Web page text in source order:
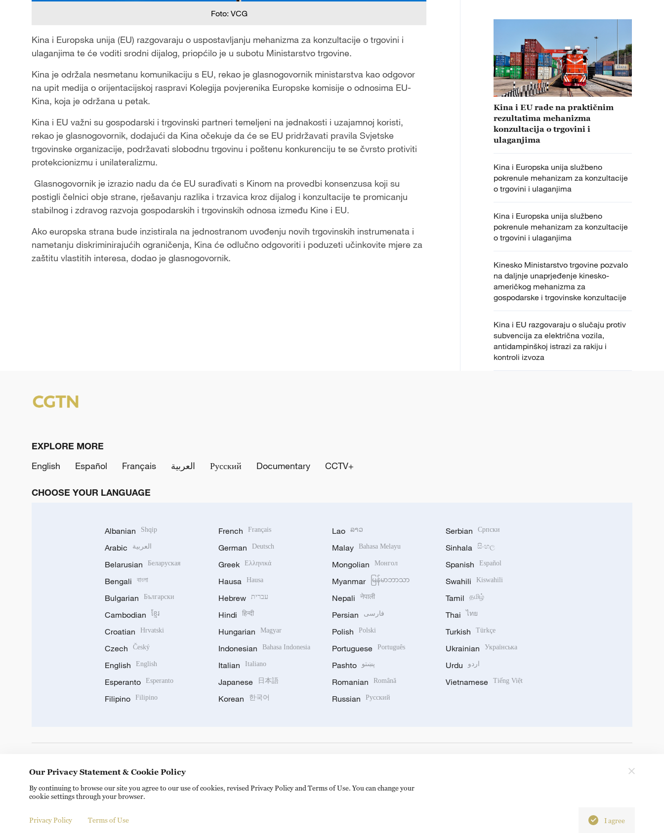
Foto: VCG
Kina i Europska unija (EU) razgovaraju o uspostavljanju mehanizma za konzultacije o trgovini i
ulaganjima te će voditi srodni dijalog, priopćilo je u subotu Ministarstvo trgovine.
Kina je održala nesmetanu komunikaciju s EU, rekao je glasnogovornik ministarstva kao odgovor
na upit medija o orijentacijskoj raspravi Kolegija povjerenika Europske komisije o odnosima EU-
Kina, koja je održana u petak.
Kina i EU važni su gospodarski i trgovinski partneri temeljeni na jednakosti i uzajamnoj koristi,
rekao je glasnogovornik, dodajući da Kina očekuje da će se EU pridržavati pravila Svjetske
trgovinske organizacije, podržavati slobodnu trgovinu i poštenu konkurenciju te se čvrsto protiviti
protekcionizmu i unilateralizmu.
Glasnogovornik je izrazio nadu da će EU surađivati s Kinom na provedbi konsenzusa koji su
postigli čelnici obje strane, rješavanju razlika i trzavica kroz dijalog i konzultacije te promicanju
stabilnog i zdravog razvoja gospodarskih i trgovinskih odnosa između Kine i EU.
Ako europska strana bude inzistirala na jednostranom uvođenju novih trgovinskih instrumenata i
nametanju diskriminirajućih ograničenja, Kina će odlučno odgovoriti i poduzeti učinkovite mjere za
zaštitu vlastitih interesa, dodao je glasnogovornik.
Kina i EU rade na praktičnim
rezultatima mehanizma
konzultacija o trgovini i
ulaganjima
Kina i Europska unija službeno
pokrenule mehanizam za konzultacije
o trgovini i ulaganjima
Kina i Europska unija službeno
pokrenule mehanizam za konzultacije
o trgovini i ulaganjima
Kinesko Ministarstvo trgovine pozvalo
na daljnje unaprjeđenje kinesko-
američkog mehanizma za
gospodarske i trgovinske konzultacije
Kina i EU razgovaraju o slučaju protiv
subvencija za električna vozila,
antidampinškoj istrazi za rakiju i
kontroli izvoza
EXPLORE MORE
English
Español Français العربية Русский Documentary CCTV+
CHOOSE YOUR LANGUAGE
Albanian Shqip
Arabic العربية
Belarusian Беларуская
Bengali বাংলা
Bulgarian Български
Cambodian ខ្មែរ
Croatian Hrvatski
Czech Český
English English
Esperanto Esperanto
Filipino Filipino
French Français
German Deutsch
Greek Ελληνικά
Hausa Hausa
Hebrew עברית
Hindi हिन्दी
Hungarian Magyar
Indonesian Bahasa Indonesia
Italian Italiano
Japanese 日本語
Korean 한국어
Lao ລາວ
Malay Bahasa Melayu
Mongolian Монгол
Myanmar မြန်မာဘာသာ
Nepali नेपाली
Persian فارسی
Polish Polski
Portuguese Português
Pashto پښتو
Romanian Română
Russian Русский
Serbian Српски
Sinhala සිංහල
Spanish Español
Swahili Kiswahili
Tamil தமிழ்
Thai ไทย
Turkish Türkçe
Ukrainian Українська
Urdu اردو
Vietnamese Tiếng Việt
Copyright © 2024 CGTN. 京ICP备20000184号
Our Privacy Statement & Cookie Policy
By continuing to browse our site you agree to our use of cookies, revised Privacy Policy and Terms of Use. You can change your
cookie settings through your browser.
Privacy Policy Terms of Use I agree